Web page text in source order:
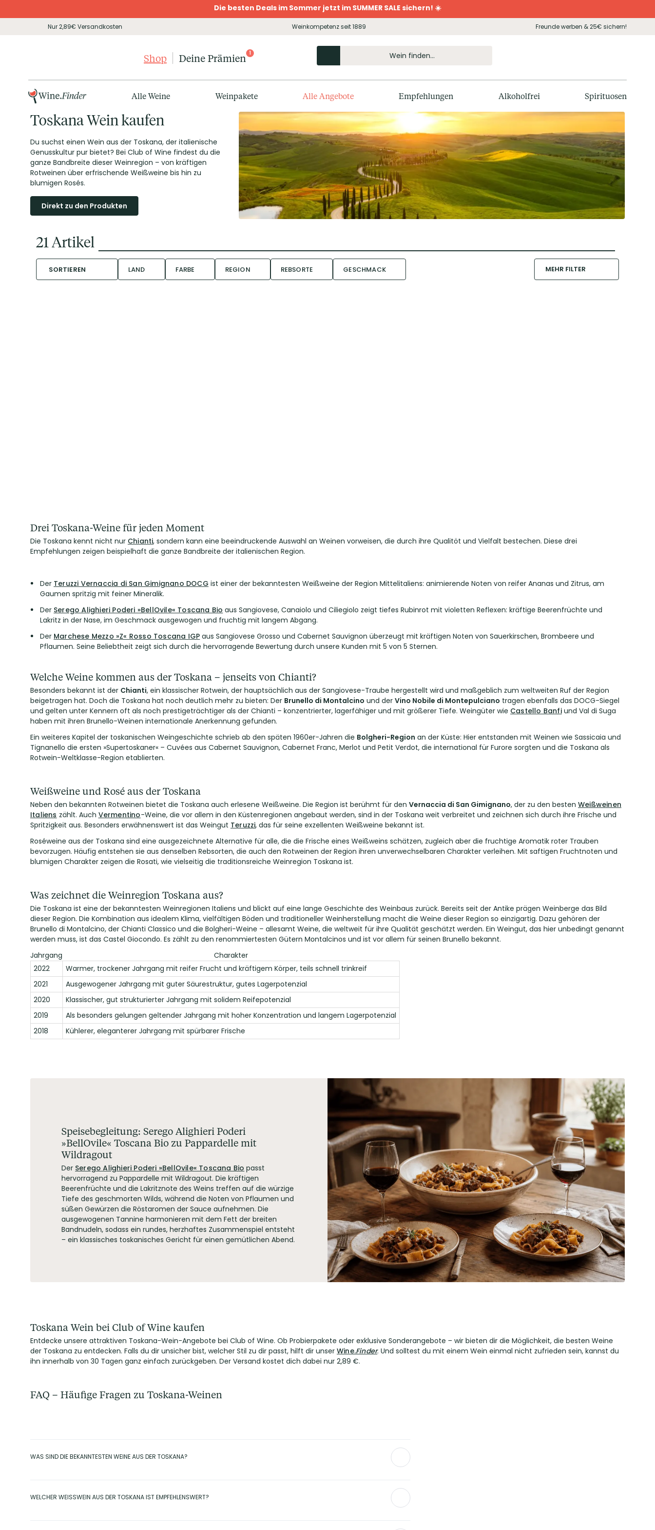
Die besten Deals im Sommer jetzt im SUMMER SALE sichern! ☀️
Nur 2,89€ Versandkosten Weinkompetenz seit 1889 Freunde werben & 25€ sichern!
Shop Deine Prämien 1
Alle Weine Weinpakete Alle Angebote Empfehlungen Alkoholfrei Spirituosen
Toskana Wein kaufen
Du suchst einen Wein aus der Toskana, der italienische
Genusskultur pur bietet? Bei Club of Wine findest du die
ganze Bandbreite dieser Weinregion – von kräftigen
Rotweinen über erfrischende Weißweine bis hin zu
blumigen Rosés.
Direkt zu den Produkten
21Artikel
SORTIEREN LAND FARBE REGION REBSORTE GESCHMACK MEHR FILTER
Drei Toskana-Weine für jeden Moment
Die Toskana kennt nicht nur Chianti, sondern kann eine beeindruckende Auswahl an Weinen vorweisen, die durch ihre Qualitöt und Vielfalt bestechen. Diese drei
Empfehlungen zeigen beispielhaft die ganze Bandbreite der italienischen Region.
Der Teruzzi Vernaccia di San Gimignano DOCG ist einer der bekanntesten Weißweine der Region Mittelitaliens: animierende Noten von reifer Ananas und Zitrus, am
Gaumen spritzig mit feiner Mineralik.
Der Serego Alighieri Poderi »BellOvile« Toscana Bio aus Sangiovese, Canaiolo und Ciliegiolo zeigt tiefes Rubinrot mit violetten Reflexen: kräftige Beerenfrüchte und
Lakritz in der Nase, im Geschmack ausgewogen und fruchtig mit langem Abgang.
Der Marchese Mezzo »Z« Rosso Toscana IGP aus Sangiovese Grosso und Cabernet Sauvignon überzeugt mit kräftigen Noten von Sauerkirschen, Brombeere und
Pflaumen. Seine Beliebtheit zeigt sich durch die hervorragende Bewertung durch unsere Kunden mit 5 von 5 Sternen.
Welche Weine kommen aus der Toskana – jenseits von Chianti?
Besonders bekannt ist der Chianti, ein klassischer Rotwein, der hauptsächlich aus der Sangiovese-Traube hergestellt wird und maßgeblich zum weltweiten Ruf der Region
beigetragen hat. Doch die Toskana hat noch deutlich mehr zu bieten: Der Brunello di Montalcino und der Vino Nobile di Montepulciano tragen ebenfalls das DOCG-Siegel
und gelten unter Kennern oft als noch prestigeträchtiger als der Chianti – konzentrierter, lagerfähiger und mit größerer Tiefe. Weingüter wie Castello Banfiund Val di Suga
haben mit ihren Brunello-Weinen internationale Anerkennung gefunden.
Ein weiteres Kapitel der toskanischen Weingeschichte schrieb ab den späten 1960er-Jahren die Bolgheri-Region an der Küste: Hier entstanden mit Weinen wie Sassicaia und
Tignanello die ersten »Supertoskaner« – Cuvées aus Cabernet Sauvignon, Cabernet Franc, Merlot und Petit Verdot, die international für Furore sorgten und die Toskana als
Rotwein-Weltklasse-Region etablierten.
Weißweine und Rosé aus der Toskana
Neben den bekannten Rotweinen bietet die Toskana auch erlesene Weißweine. Die Region ist berühmt für den Vernaccia di San Gimignano, der zu den besten Weißweinen
Italiens zählt. Auch Vermentino-Weine, die vor allem in den Küstenregionen angebaut werden, sind in der Toskana weit verbreitet und zeichnen sich durch ihre Frische und
Spritzigkeit aus. Besonders erwähnenswert ist das Weingut Teruzzi, das für seine exzellenten Weißweine bekannt ist.
Roséweine aus der Toskana sind eine ausgezeichnete Alternative für alle, die die Frische eines Weißweins schätzen, zugleich aber die fruchtige Aromatik roter Trauben
bevorzugen. Häufig entstehen sie aus denselben Rebsorten, die auch den Rotweinen der Region ihren unverwechselbaren Charakter verleihen. Mit saftigen Fruchtnoten und
blumigen Charakter zeigen die Rosati, wie vielseitig die traditionsreiche Weinregion Toskana ist.
Was zeichnet die Weinregion Toskana aus?
Die Toskana ist eine der bekanntesten Weinregionen Italiens und blickt auf eine lange Geschichte des Weinbaus zurück. Bereits seit der Antike prägen Weinberge das Bild
dieser Region. Die Kombination aus idealem Klima, vielfältigen Böden und traditioneller Weinherstellung macht die Weine dieser Region so einzigartig. Dazu gehören der
Brunello di Montalcino, der Chianti Classico und die Bolgheri-Weine – allesamt Weine, die weltweit für ihre Qualität geschätzt werden. Ein Weingut, das hier unbedingt genannt
werden muss, ist das Castel Giocondo. Es zählt zu den renommiertesten Gütern Montalcinos und ist vor allem für seinen Brunello bekannt.
Jahrgang
Charakter
2022
Warmer, trockener Jahrgang mit reifer Frucht und kräftigem Körper, teils schnell trinkreif
2021
Ausgewogener Jahrgang mit guter Säurestruktur, gutes Lagerpotenzial
2020
Klassischer, gut strukturierter Jahrgang mit solidem Reifepotenzial
2019
Als besonders gelungen geltender Jahrgang mit hoher Konzentration und langem Lagerpotenzial
2018
Kühlerer, eleganterer Jahrgang mit spürbarer Frische
Speisebegleitung: Serego Alighieri Poderi
»BellOvile« Toscana Bio zu Pappardelle mit
Wildragout
Der Serego Alighieri Poderi »BellOvile« Toscana Bio passt
hervorragend zu Pappardelle mit Wildragout. Die kräftigen
Beerenfrüchte und die Lakritznote des Weins treffen auf die würzige
Tiefe des geschmorten Wilds, während die Noten von Pflaumen und
süßen Gewürzen die Röstaromen der Sauce aufnehmen. Die
ausgewogenen Tannine harmonieren mit dem Fett der breiten
Bandnudeln, sodass ein rundes, herzhaftes Zusammenspiel entsteht
– ein klassisches toskanisches Gericht für einen gemütlichen Abend.
Toskana Wein bei Club of Wine kaufen
Entdecke unsere attraktiven Toskana-Wein-Angebote bei Club of Wine. Ob Probierpakete oder exklusive Sonderangebote – wir bieten dir die Möglichkeit, die besten Weine
der Toskana zu entdecken. Falls du dir unsicher bist, welcher Stil zu dir passt, hilft dir unser Wine.Finder. Und solltest du mit einem Wein einmal nicht zufrieden sein, kannst du
ihn innerhalb von 30 Tagen ganz einfach zurückgeben. Der Versand kostet dich dabei nur 2,89 €.
FAQ – Häufige Fragen zu Toskana-Weinen
WAS SIND DIE BEKANNTESTEN WEINE AUS DER TOSKANA?
WELCHER WEISSWEIN AUS DER TOSKANA IST EMPFEHLENSWERT?